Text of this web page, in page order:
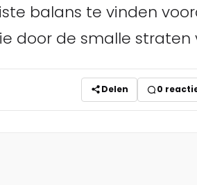
balans te vinden
door de smalle straten
Delen 0